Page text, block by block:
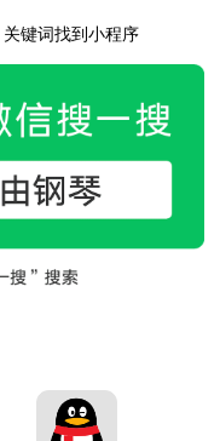
关键词找到小程序